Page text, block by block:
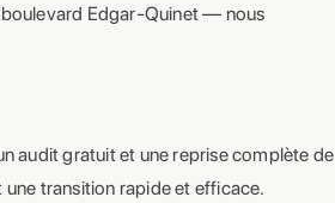
boulevard Edgar-Quinet — nous
audit gratuit et une reprise complète de
transition rapide et efficace.